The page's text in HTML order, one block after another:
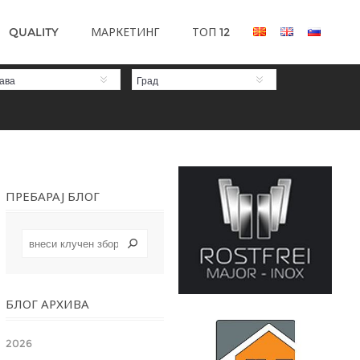
QUALITY МАРКЕТИНГ ТОП 12
Град
ПРЕБАРАЈ БЛОГ
БЛОГ АРХИВА
2026